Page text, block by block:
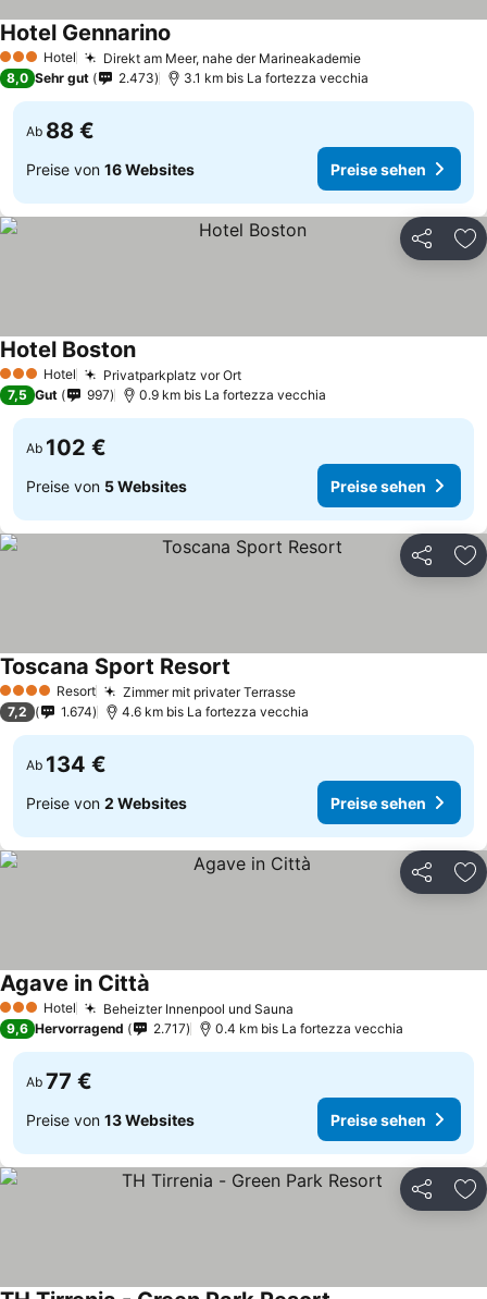
3 SterneHotel Direkt am Meer, nahe der Marineakademie
Hotel Gennarino
8,0 Sehr gut 2.473 3.1 km bis La fortezza vecchia
Ab 88 €
Preise von 16 Websites Preise sehen
Teilen
3 SterneHotel Privatparkplatz vor Ort
Hotel Boston
7,5 Gut 997 0.9 km bis La fortezza vecchia
Ab 102 €
Preise von 5 Websites Preise sehen
Teilen
4 Sterne Resort Zimmer mit privater Terrasse
Toscana Sport Resort
7,2 1.674 4.6 km bis La fortezza vecchia
Ab 134 €
Preise von 2 Websites Preise sehen
Teilen
3 SterneHotel Beheizter Innenpool und Sauna
Agave in Città
9,6 Hervorragend 2.717 0.4 km bis La fortezza vecchia
Ab 77 €
Preise von 13 Websites Preise sehen
Teilen